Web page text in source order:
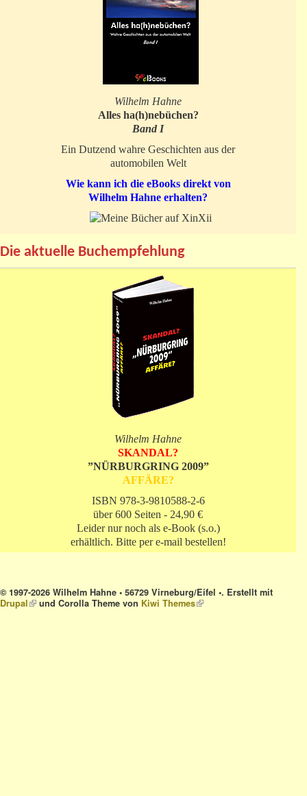
Wilhelm Hahne
Alles ha(h)nebüchen?
Band I
Ein Dutzend wahre Geschichten aus der
automobilen Welt
Wie kann ich die eBooks direkt von
Wilhelm Hahne erhalten?
Die aktuelle Buchempfehlung
Wilhelm Hahne
SKANDAL?
”NÜRBURGRING 2009”
AFFÄRE?
ISBN 978-3-9810588-2-6
über 600 Seiten - 24,90 €
Leider nur noch als e-Book (s.o.)
erhältlich. Bitte per e-mail bestellen!
© 1997-2026 Wilhelm Hahne • 56729 Virneburg/Eifel •. Erstellt mit
Drupal(link is external)
und Corolla Theme von Kiwi Themes(link is external)